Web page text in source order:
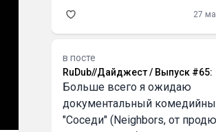
27
в посте
RuDub//Дайджест / Выпуск #65:
Больше всего я ожидаю
документальный
"Соседи" (Neighbors, от